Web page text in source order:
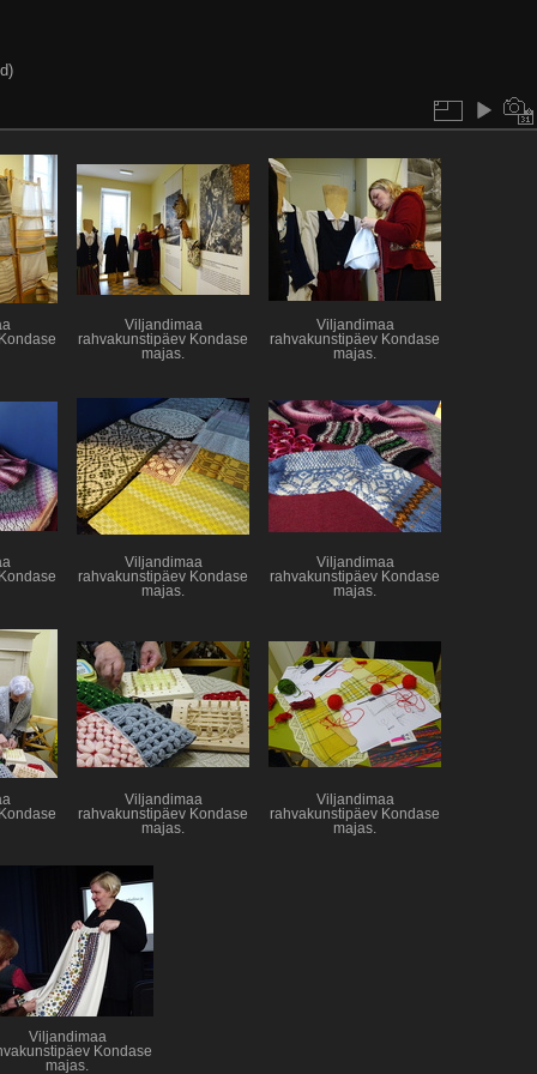
Viljandimaa
rahvakunstipäev Kondase
majas.
Viljandimaa
rahvakunstipäev Kondase
majas.
Viljandimaa
rahvakunstipäev Kondase
majas.
Viljandimaa
rahvakunstipäev Kondase
majas.
Viljandimaa
rahvakunstipäev Kondase
majas.
Viljandimaa
rahvakunstipäev Kondase
majas.
Viljandimaa
Kondase
majas.